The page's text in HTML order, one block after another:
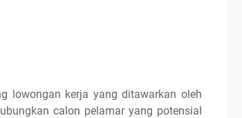
lowongan kerja yang ditawarkan oleh
calon pelamar yang potensial